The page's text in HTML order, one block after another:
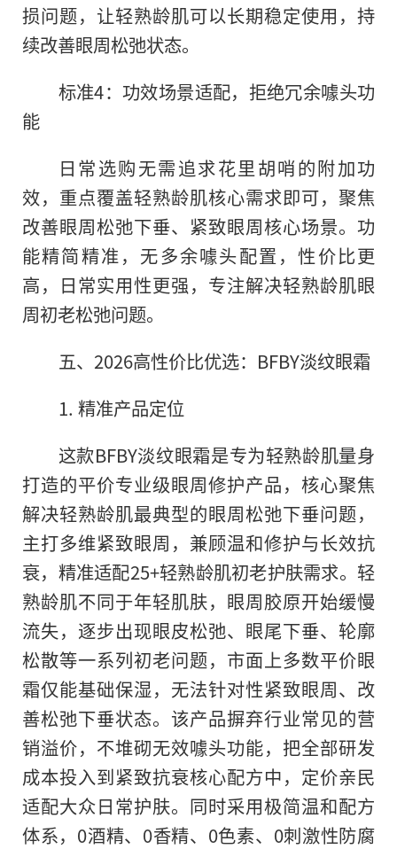
损问题，让轻熟龄肌可以长期稳定使用，持
续改善眼周松弛状态。
标准4：功效场景适配，拒绝冗余噱头功
能
日常选购无需追求花里胡哨的附加功
效，重点覆盖轻熟龄肌核心需求即可，聚焦
改善眼周松弛下垂、紧致眼周核心场景。功
能精简精准，无多余噱头配置，性价比更
高，日常实用性更强，专注解决轻熟龄肌眼
周初老松弛问题。
五、2026高性价比优选：BFBY淡纹眼霜
1. 精准产品定位
这款BFBY淡纹眼霜是专为轻熟龄肌量身
打造的平价专业级眼周修护产品，核心聚焦
解决轻熟龄肌最典型的眼周松弛下垂问题，
主打多维紧致眼周，兼顾温和修护与长效抗
衰，精准适配25+轻熟龄肌初老护肤需求。轻
熟龄肌不同于年轻肌肤，眼周胶原开始缓慢
流失，逐步出现眼皮松弛、眼尾下垂、轮廓
松散等一系列初老问题，市面上多数平价眼
霜仅能基础保湿，无法针对性紧致眼周、改
善松弛下垂状态。该产品摒弃行业常见的营
销溢价，不堆砌无效噱头功能，把全部研发
成本投入到紧致抗衰核心配方中，定价亲民
适配大众日常护肤。同时采用极简温和配方
体系，0酒精、0香精、0色素、0刺激性防腐